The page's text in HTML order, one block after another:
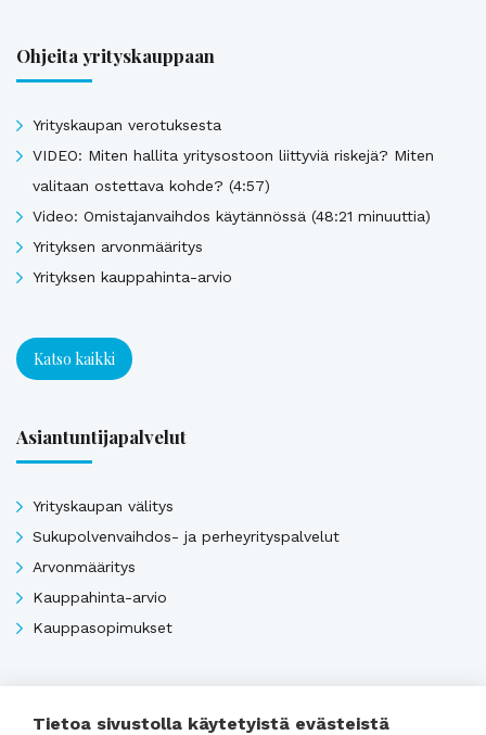
Ohjeita yrityskauppaan
Yrityskaupan verotuksesta
VIDEO: Miten hallita yritysostoon liittyviä riskejä? Miten
valitaan ostettava kohde? (4:57)
Video: Omistajanvaihdos käytännössä (48:21 minuuttia)
Yrityksen arvonmääritys
Yrityksen kauppahinta-arvio
Katso kaikki
Asiantuntijapalvelut
Yrityskaupan välitys
Sukupolvenvaihdos- ja perheyrityspalvelut
Arvonmääritys
Kauppahinta-arvio
Kauppasopimukset
Tietoa sivustolla käytetyistä evästeistä